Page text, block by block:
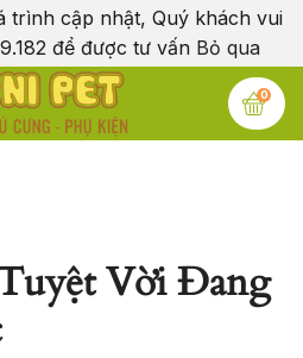
trình cập nhật, Quý khách vui
để được tư vấn Bỏ qua
0
Vời Đang